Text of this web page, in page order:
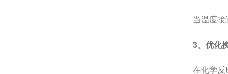
当温度
3、优化
在化学